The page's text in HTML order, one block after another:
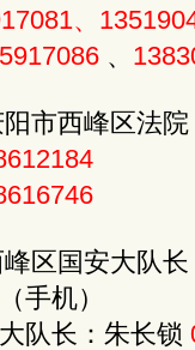
、
5917086 、
阳市西峰区法
区国安大队
（手机）
队长：朱长锁